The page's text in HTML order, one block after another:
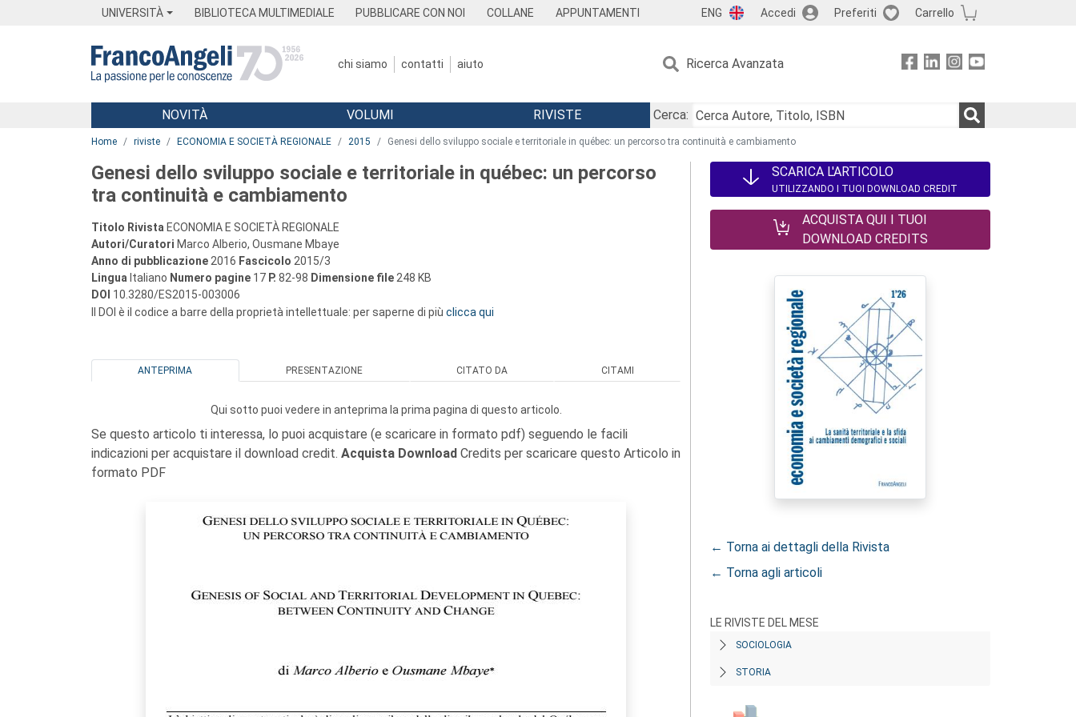
UNIVERSITÀ BIBLIOTECA MULTIMEDIALE PUBBLICARE CON NOI COLLANE APPUNTAMENTI ENG Accedi Preferiti Carrello
chi siamo contatti aiuto Ricerca Avanzata
Menu
NOVITÀ VOLUMI RIVISTE
Cerca:
Home riviste ECONOMIA E SOCIETÀ REGIONALE 2015 Genesi dello sviluppo sociale e territoriale in québec: un percorso tra continuità e cambiamento
Genesi dello sviluppo sociale e territoriale in québec: un percorso
tra continuità e cambiamento
Titolo Rivista ECONOMIA E SOCIETÀ REGIONALE
Autori/Curatori Marco Alberio, Ousmane Mbaye
Anno di pubblicazione 2016 Fascicolo 2015/3
Lingua Italiano Numero pagine 17 P. 82-98 Dimensione file 248 KB
DOI 10.3280/ES2015-003006
Il DOI è il codice a barre della proprietà intellettuale: per saperne di più clicca qui
ANTEPRIMA PRESENTAZIONE CITATO DA CITAMI
Qui sotto puoi vedere in anteprima la prima pagina di questo articolo.
Se questo articolo ti interessa, lo puoi acquistare (e scaricare in formato pdf) seguendo le facili
indicazioni per acquistare il download credit. Acquista Download Credits per scaricare questo Articolo in
formato PDF
SCARICA L'ARTICOLO
UTILIZZANDO I TUOI DOWNLOAD CREDIT
ACQUISTA QUI I TUOI
DOWNLOAD CREDITS
← Torna ai dettagli della Rivista
← Torna agli articoli
LE RIVISTE DEL MESE
SOCIOLOGIA
STORIA